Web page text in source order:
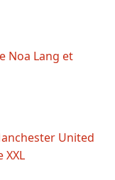
Noa Lang et
United